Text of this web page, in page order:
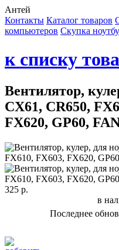
Антей
Контакты Каталог товаров
компьютеров Cкупка
к списку
Вентилятор,
CX61, CR650,
FX620, GP60,
325 р.
в
Последнее